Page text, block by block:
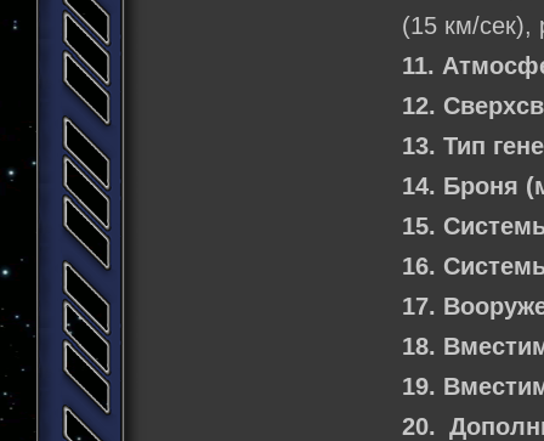
(15 км/сек),
11.
12.
13. Тип
14. Броня
15.
16.
17.
18.
19.
20.